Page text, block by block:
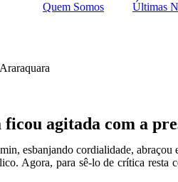
Quem Somos Últimas
agitada com a
esbanjando cordialidade, abraçou
Agora, para sê-lo de crítica